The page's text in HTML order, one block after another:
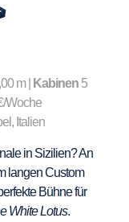
m | Kabinen5
Woche
Italien
in Sizilien? An
langen Custom
Bühne für
White Lotus.